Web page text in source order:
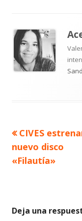
Navegación
de
Artículo
anterior
CIVES
nuevo disco
«Filautía»
Deja una